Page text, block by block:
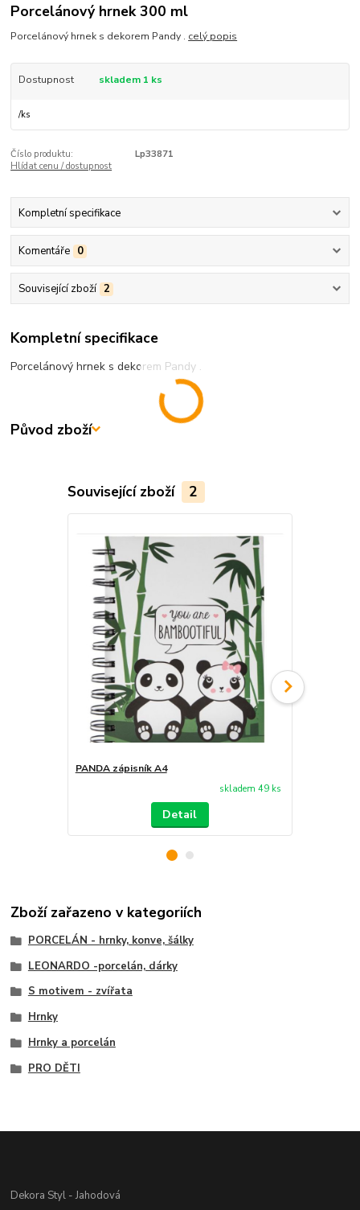
Porcelánový hrnek 300 ml
Porcelánový hrnek s dekorem Pandy . celý popis
Dostupnost skladem 1 ks
/ks
Číslo produktu:
Lp33871
Hlídat cenu / dostupnost
Kompletní specifikace
Komentáře 0
Související zboží 2
Kompletní specifikace
Porcelánový hrnek s dekorem Pandy .
Původ zboží
Související zboží 2
PANDA zápisník A4
skladem 49 ks
Detail
Zboží zařazeno v kategoriích
PORCELÁN - hrnky, konve, šálky
LEONARDO -porcelán, dárky
S motivem - zvířata
Hrnky
Hrnky a porcelán
PRO DĚTI
Dekora Styl - Jahodová